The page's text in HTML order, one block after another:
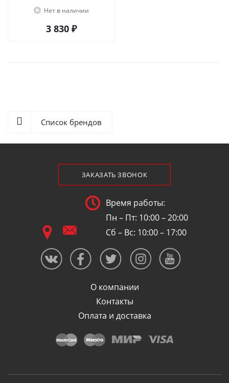
Нет в наличии
3 830 ₽
Список брендов
ЗАКАЗАТЬ ЗВОНОК
Время работы:
Пн – Пт: 10:00 – 20:00
Сб – Вс: 10:00 – 17:00
О компании
Контакты
Оплата и доставка